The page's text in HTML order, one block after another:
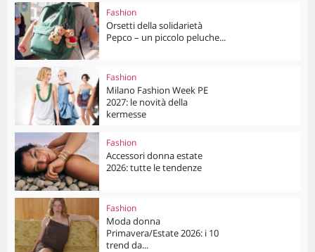
Fashion
Orsetti della solidarietà
Pepco – un piccolo peluche...
Fashion
Milano Fashion Week PE
2027: le novità della
kermesse
Fashion
Accessori donna estate
2026: tutte le tendenze
Fashion
Moda donna
Primavera/Estate 2026: i 10
trend da...